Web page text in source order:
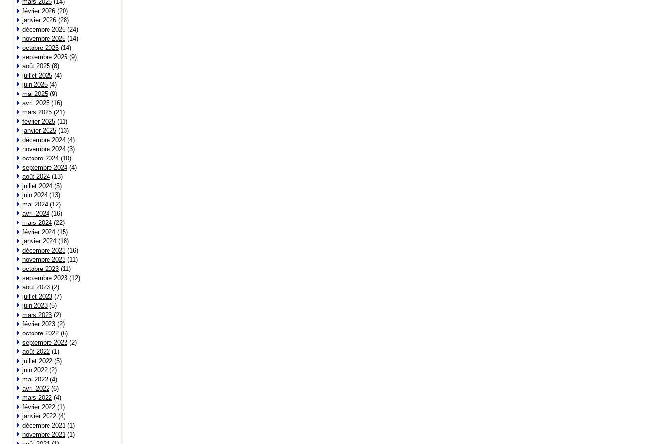
mars 2026 (14)
février 2026 (20)
janvier 2026 (28)
décembre 2025 (24)
novembre 2025 (14)
octobre 2025 (14)
septembre 2025 (9)
août 2025 (8)
juillet 2025 (4)
juin 2025 (4)
mai 2025 (9)
avril 2025 (16)
mars 2025 (21)
février 2025 (11)
janvier 2025 (13)
décembre 2024 (4)
novembre 2024 (3)
octobre 2024 (10)
septembre 2024 (4)
août 2024 (13)
juillet 2024 (5)
juin 2024 (13)
mai 2024 (12)
avril 2024 (16)
mars 2024 (22)
février 2024 (15)
janvier 2024 (18)
décembre 2023 (16)
novembre 2023 (11)
octobre 2023 (11)
septembre 2023 (12)
août 2023 (2)
juillet 2023 (7)
juin 2023 (5)
mars 2023 (2)
février 2023 (2)
octobre 2022 (6)
septembre 2022 (2)
août 2022 (1)
juillet 2022 (5)
juin 2022 (2)
mai 2022 (4)
avril 2022 (6)
mars 2022 (4)
février 2022 (1)
janvier 2022 (4)
décembre 2021 (1)
novembre 2021 (1)